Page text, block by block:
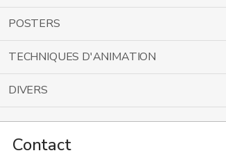
POSTERS
TECHNIQUES D'ANIMATION
DIVERS
Contact